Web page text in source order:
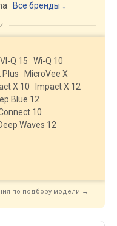
Все бренды
VI-Q 15
Wi-Q 10
Plus
MicroVee X
X 10
Impact X 12
Blue 12
10
Waves 12
по подбору модели →